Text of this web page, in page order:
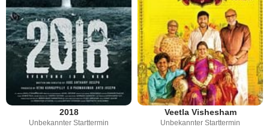
2018
Unbekannter Starttermin
Veetla Vishesham
Unbekannter Starttermin